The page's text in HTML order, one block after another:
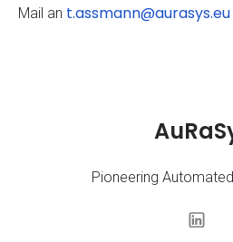
Mail an t.assmann@aurasys.eu
Pioneering